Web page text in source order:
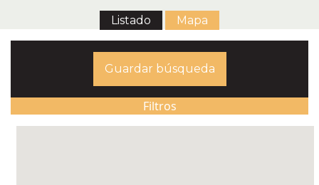
Listado Mapa
Guardar búsqueda
Filtros